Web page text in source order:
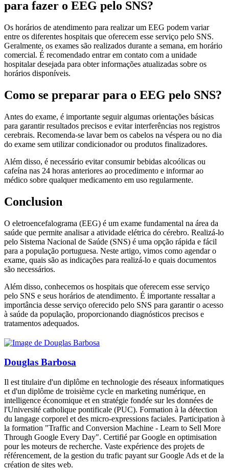
para fazer o EEG pelo SNS?
Os horários de atendimento para realizar um EEG podem variar
entre os diferentes hospitais que oferecem esse serviço pelo SNS.
Geralmente, os exames são realizados durante a semana, em horário
comercial. É recomendado entrar em contato com a unidade
hospitalar desejada para obter informações atualizadas sobre os
horários disponíveis.
Como se preparar para o EEG pelo SNS?
Antes do exame, é importante seguir algumas orientações básicas
para garantir resultados precisos e evitar interferências nos registros
cerebrais. Recomenda-se lavar bem os cabelos na véspera ou no dia
do exame sem utilizar condicionador ou produtos finalizadores.
Além disso, é necessário evitar consumir bebidas alcoólicas ou
cafeína nas 24 horas anteriores ao procedimento e informar ao
médico sobre qualquer medicamento em uso regularmente.
Conclusion
O eletroencefalograma (EEG) é um exame fundamental na área da
saúde que permite analisar a atividade elétrica do cérebro. Realizá-lo
pelo Sistema Nacional de Saúde (SNS) é uma opção rápida e fácil
para a população portuguesa. Neste artigo, vimos como agendar o
exame, quais são as indicações para realizá-lo e quais documentos
são necessários.
Além disso, conhecemos os hospitais que oferecem esse serviço
pelo SNS e seus horários de atendimento. É importante ressaltar a
importância desse serviço oferecido pelo SNS para garantir o acesso
à saúde da população, proporcionando diagnósticos precisos e
tratamentos adequados.
Douglas Barbosa
Il est titulaire d'un diplôme en technologie des réseaux informatiques
et d'un diplôme de troisième cycle en marketing numérique, en
intelligence économique et en stratégie fondée sur les données de
l'Université catholique pontificale (PUC). Formation à la détection
du langage corporel et des micro-expressions faciales. Participation à
la formation "Traffic and Conversion Machine - Learn to Sell More
Through Google Every Day". Certifié par Google en optimisation
pour les moteurs de recherche. Vaste expérience des projets de
référencement, de la gestion du trafic payant sur Google Ads et de la
création de sites web.